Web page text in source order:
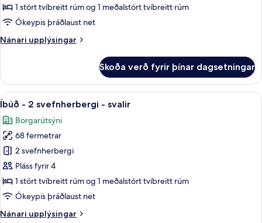
1 stórt tvíbreitt rúm og 1 meðalstórt tvíbreitt rúm
Ókeypis þráðlaust net
Nánari upplýsingar
Nánari
Skoða verð fyrir þínar dagsetningar
Skoða
allar
myndir
fyrir
Íbúð
-
2
svefnherbergi
svalir
Íbúð - 2 svefnherbergi - svalir |
10
Íbúð - 2 svefnherbergi - svalir
Borgarútsýni
68 fermetrar
2 svefnherbergi
Pláss fyrir 4
1 stórt tvíbreitt rúm og 1 meðalstórt tvíbreitt rúm
Ókeypis þráðlaust net
Nánari upplýsingar
Nánari